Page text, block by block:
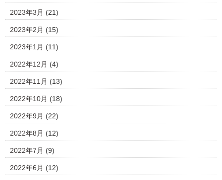
2023年3月 (21)
2023年2月 (15)
2023年1月 (11)
2022年12月 (4)
2022年11月 (13)
2022年10月 (18)
2022年9月 (22)
2022年8月 (12)
2022年7月 (9)
2022年6月 (12)